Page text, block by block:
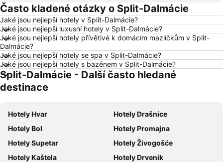
Hotely Vídeň
Hotely Hurghada
Hotely Bratislava
Hotely Kolobrzeg
Hotely Třeboň
Hotely Málaga
Hotely Amsterdam
Hotely Ostrava
Hotely Lignano Sabbiadoro
Hotely Česká republika
Hotely Šumava
Hotely Wolfgangsee
Hotely Kréta
Hotely Emilia-Romagna
Často kladené otázky o Split-Dalmácie
Jaké jsou nejlepší hotely v Split-Dalmácie?
Jaké jsou nejlepší luxusní hotely v Split-Dalmácie?
Jaké jsou nejlepší hotely přívětivé k domácím mazlíčkům v Split-
Dalmácie?
Jaké jsou nejlepší hotely se spa v Split-Dalmácie?
Jaké jsou nejlepší hotely s bazénem v Split-Dalmácie?
Split-Dalmácie - Další často hledané
destinace
Hotely Hvar
Hotely Drašnice
Hotely Bol
Hotely Promajna
Hotely Supetar
Hotely Živogošće
Hotely Kaštela
Hotely Drvenik